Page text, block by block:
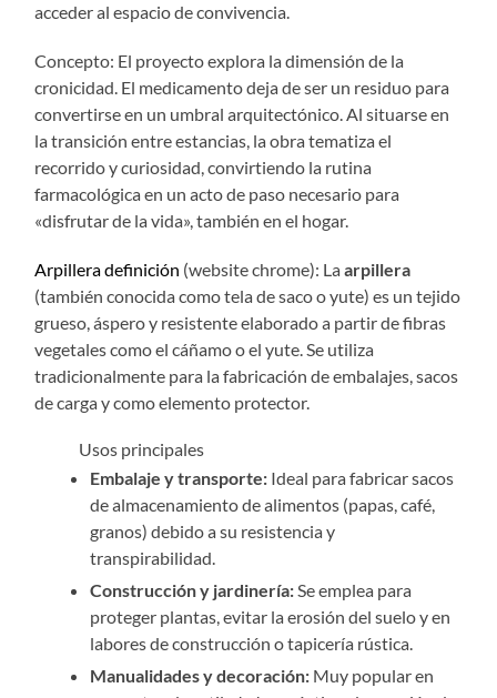
acceder al espacio de convivencia.
Concepto: El proyecto explora la dimensión de la
cronicidad. El medicamento deja de ser un residuo para
convertirse en un umbral arquitectónico. Al situarse en
la transición entre estancias, la obra tematiza el
recorrido y curiosidad, convirtiendo la rutina
farmacológica en un acto de paso necesario para
«disfrutar de la vida», también en el hogar.
Arpillera definición (website chrome): Laarpillera
(también conocida como tela de saco o yute) es un tejido
grueso, áspero y resistente elaborado a partir de fibras
vegetales como el cáñamo o el yute. Se utiliza
tradicionalmente para la fabricación de embalajes, sacos
de carga y como elemento protector.
Usos principales
Embalaje y transporte: Ideal para fabricar sacos
de almacenamiento de alimentos (papas, café,
granos) debido a su resistencia y
transpirabilidad.
Construcción y jardinería:Se emplea para
proteger plantas, evitar la erosión del suelo y en
labores de construcción o tapicería rústica.
Manualidades y decoración: Muy popular en